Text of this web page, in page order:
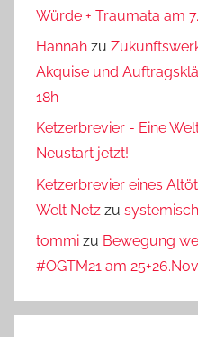
Würde + Traumata am
Hannah zu
Akquise und
18h
Ketzerbrevier - Eine
Neustart jetzt!
Ketzerbrevier eines
Welt Netz zu
tommi zu Bewegung
#OGTM21 am 25+26.Nov